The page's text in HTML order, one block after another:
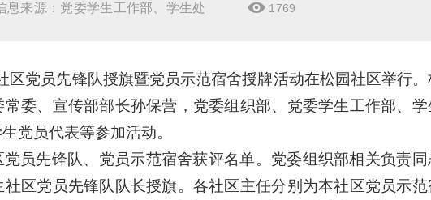
息来源：党委学生工作部、学生处  1769
区党员先锋队授旗暨党员示范宿舍授牌活动在松园社区举行
委、宣传部部长孙保营，党委组织部、党委学生工作部、学
党员代表等参加活动。
员先锋队、党员示范宿舍获评名单。党委组织部相关负责同
区党员先锋队队长授旗。各社区主任分别为本社区党员示